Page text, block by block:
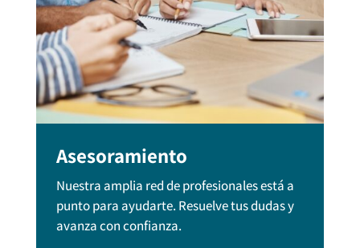
Asesoramiento
Nuestra amplia red de profesionales está a
punto para ayudarte. Resuelve tus dudas y
avanza con confianza.